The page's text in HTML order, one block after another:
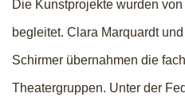
Die Kunstprojekte wurden
begleitet. Clara Marquardt
Schirmer übernahmen die
Theatergruppen. Unter der